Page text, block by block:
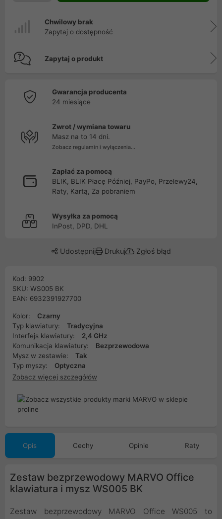
Chwilowy brak
Zapytaj o dostępność
Zapytaj o produkt
Gwarancja producenta
24 miesiące
Zwrot / wymiana towaru
Masz na to 14 dni.
Zobacz regulamin i wyłączenia...
Zapłać za pomocą
BLIK, BLIK Płacę Później, PayPo, Przelewy24,
Raty, Kartą, Za pobraniem
Wysyłka za pomocą
InPost, DPD, DHL
Udostępnij Drukuj Zgłoś błąd
Kod: 9902
SKU: WS005 BK
EAN: 6932391927700
Kolor:
Czarny
Typ klawiatury:
Tradycyjna
Interfejs klawiatury:
2,4 GHz
Komunikacja klawiatury:
Bezprzewodowa
Mysz w zestawie:
Tak
Typ myszy:
Optyczna
Zobacz więcej szczegółów
Opis Cechy Opinie Raty
Zestaw bezprzewodowy MARVO Office
klawiatura i mysz WS005 BK
Zestaw bezprzewodowy MARVO Office WS005 to